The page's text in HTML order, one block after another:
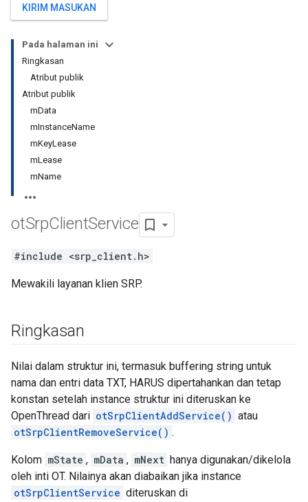
KIRIM MASUKAN
Pada halaman ini
Ringkasan
Atribut publik
Atribut publik
mData
mInstanceName
mKeyLease
mLease
mName
otSrpClientService
#include <srp_client.h>
Mewakili layanan klien SRP.
Ringkasan
Nilai dalam struktur ini, termasuk buffering string untuk
nama dan entri data TXT, HARUS dipertahankan dan tetap
konstan setelah instance struktur ini diteruskan ke
OpenThread dari otSrpClientAddService() atau
otSrpClientRemoveService() .
Kolom mState , mData , mNext hanya digunakan/dikelola
oleh inti OT. Nilainya akan diabaikan jika instance
otSrpClientService diteruskan di